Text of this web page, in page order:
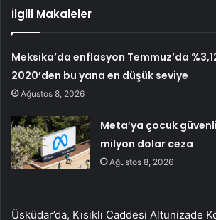
İlgili Makaleler
Meksika’da enflasyon Temmuz’da
2020’den bu yana en düşük seviye
Ağustos 8, 2026
Meta’ya çocuk
milyon dolar ceza
Ağustos 8, 2026
Üsküdar’da, Kısıklı Caddesi Altunizade